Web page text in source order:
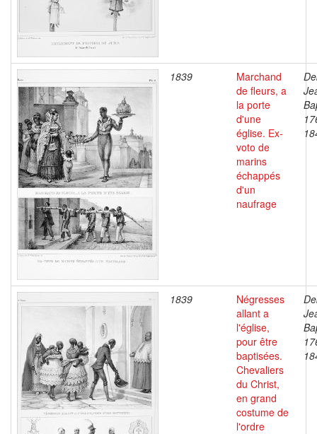
1839
Marchand
de fleurs, a
la porte
d'une
église. Ex-
voto de
marins
échappés
d'un
naufrage
1839
Négresses
allant a
l'église,
pour être
baptisées.
Chevaliers
du Christ,
en grand
costume de
l'ordre